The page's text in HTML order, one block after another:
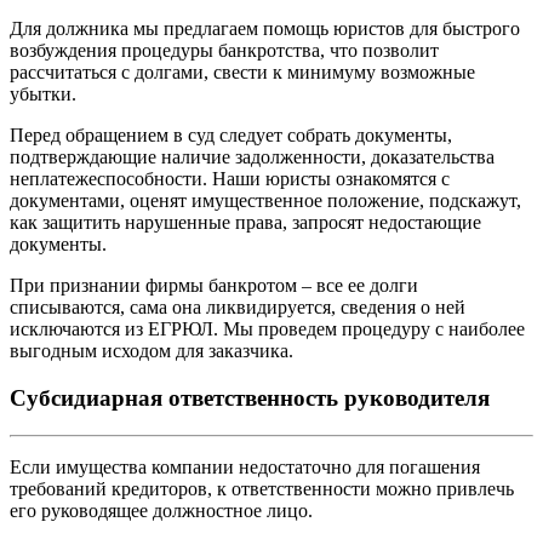
Для должника мы предлагаем помощь юристов для быстрого
возбуждения процедуры банкротства, что позволит
рассчитаться с долгами, свести к минимуму возможные
убытки.
Перед обращением в суд следует собрать документы,
подтверждающие наличие задолженности, доказательства
неплатежеспособности. Наши юристы ознакомятся с
документами, оценят имущественное положение, подскажут,
как защитить нарушенные права, запросят недостающие
документы.
При признании фирмы банкротом – все ее долги
списываются, сама она ликвидируется, сведения о ней
исключаются из ЕГРЮЛ. Мы проведем процедуру с наиболее
выгодным исходом для заказчика.
Субсидиарная ответственность руководителя
Если имущества компании недостаточно для погашения
требований кредиторов, к ответственности можно привлечь
его руководящее должностное лицо.